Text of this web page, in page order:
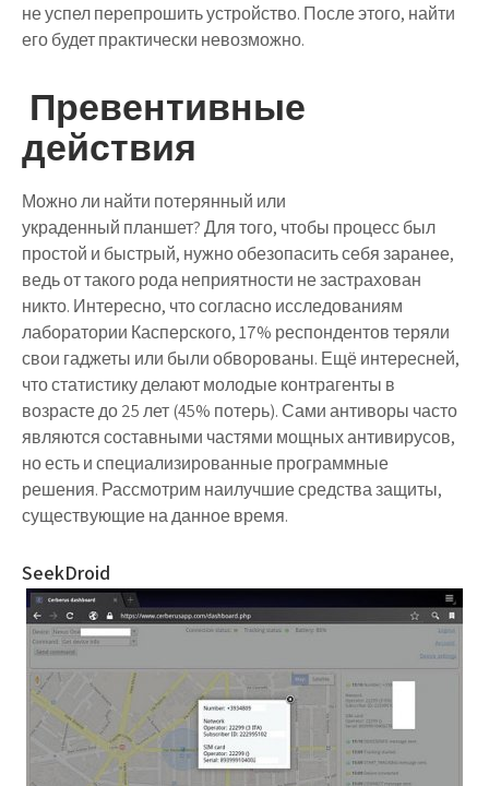
не успел перепрошить устройство. После этого, найти
его будет практически невозможно.
Превентивные
действия
Можно ли найти потерянный или
украденный планшет? Для того, чтобы процесс был
простой и быстрый, нужно обезопасить себя заранее,
ведь от такого рода неприятности не застрахован
никто. Интересно, что согласно исследованиям
лаборатории Касперского, 17% респондентов теряли
свои гаджеты или были обворованы. Ещё интересней,
что статистику делают молодые контрагенты в
возрасте до 25 лет (45% потерь). Сами антиворы часто
являются составными частями мощных антивирусов,
но есть и специализированные программные
решения. Рассмотрим наилучшие средства защиты,
существующие на данное время.
SeekDroid